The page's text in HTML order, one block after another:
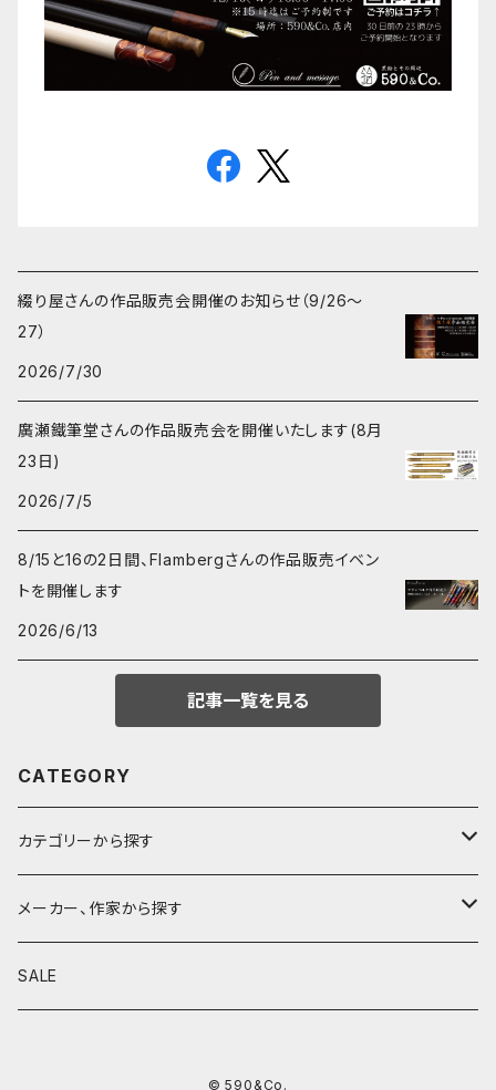
綴り屋さんの作品販売会開催のお知らせ（9/26〜
27）
2026/7/30
廣瀬鐵筆堂さんの作品販売会を開催いたします(8月
23日)
2026/7/5
8/15と16の2日間、Flambergさんの作品販売イベン
トを開催します
2026/6/13
記事一覧を見る
CATEGORY
カテゴリーから探す
鉛筆
鉛筆補助軸
メーカー、作家から探す
590&Co.
SALE
© 590&Co.